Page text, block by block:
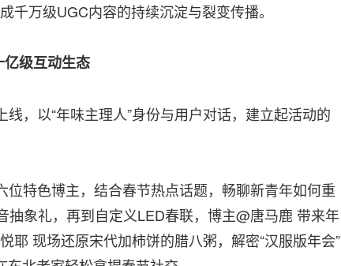
千万级UGC内容的持续沉淀与裂变传播。
级互动生态
，以“年味主理人”身份与用户对话，建立起活动的
特色博主，结合春节热点话题，畅聊新青年如何重
抽象礼，再到自定义LED春联，博主@唐马鹿 带来年
耶 现场还原宋代加柿饼的腊八粥，解密“汉服版年会”